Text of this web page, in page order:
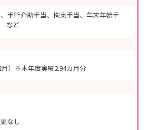
手術介助手当、拘束手当、年末年始手
など
）※本年度実績2.94カ月分
なし